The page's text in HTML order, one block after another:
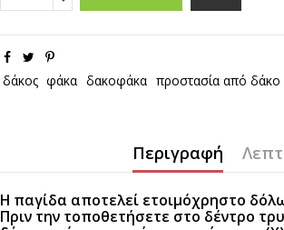
δάκος φάκα δακοφάκα προστασία από δάκο
Περιγραφή
Η παγίδα αποτελεί ετοιμόχρηστο
Πριν την τοποθετήσετε στο δέντρο